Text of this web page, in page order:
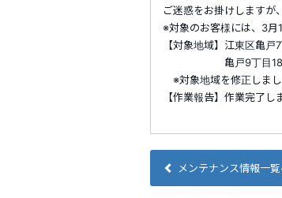
ご迷惑をお掛けしますが
※対象のお客様には、3月
【対象地域】江東区亀
亀戸9丁目18～33
※対象地域を修正しま
【作業報告】作業完了し
メンテナンス情報一